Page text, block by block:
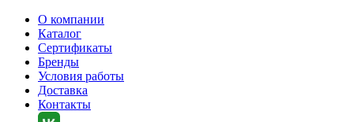
О компании
Каталог
Сертификаты
Бренды
Условия работы
Доставка
Контакты